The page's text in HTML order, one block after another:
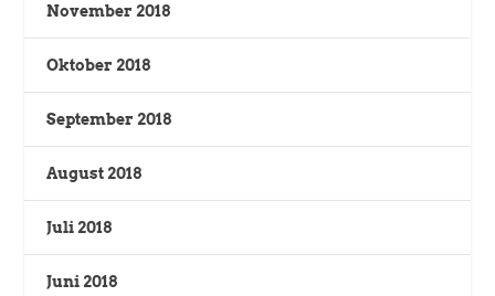
November 2018
Oktober 2018
September 2018
August 2018
Juli 2018
Juni 2018